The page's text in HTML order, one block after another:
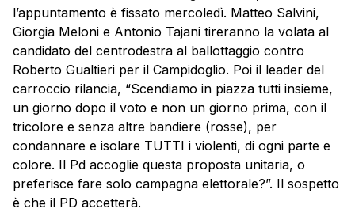
l’appuntamento è fissato mercoledì. Matteo Salvini,
Giorgia Meloni e Antonio Tajani tireranno la volata al
candidato del centrodestra al ballottaggio contro
Roberto Gualtieri per il Campidoglio. Poi il leader del
carroccio rilancia, “Scendiamo in piazza tutti insieme,
un giorno dopo il voto e non un giorno prima, con il
tricolore e senza altre bandiere (rosse), per
condannare e isolare TUTTI i violenti, di ogni parte e
colore. Il Pd accoglie questa proposta unitaria, o
preferisce fare solo campagna elettorale?”. Il sospetto
è che il PD accetterà.